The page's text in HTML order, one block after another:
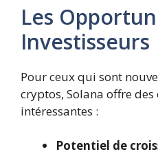
Les
Investisseurs
Pour ceux qui sont
cryptos, Solana offre
intéressantes :
Potentiel de